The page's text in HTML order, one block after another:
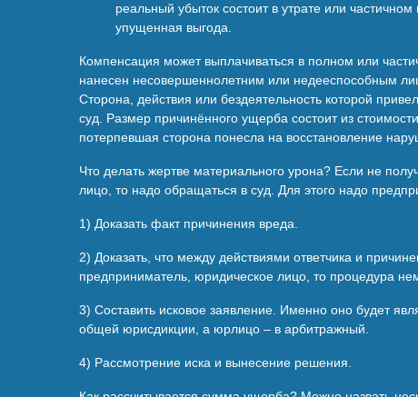
реальный убыток состоит в утрате или
упущенная выгода.
Компенсация может выплачиваться в полном или
нанесен несовершеннолетним или недееспособным
Сторона, действия или бездеятельность которой
суд. Размер причинённого ущерба состоит из
потерпевшая сторона понесла на восстановление
Что делать жертве материального урона? Если не
лицо, то надо обращаться в суд. Для этого надо
1) Доказать факт причинения вреда.
2) Доказать, что между действиями ответчика и
предприниматель, юридическое лицо, то процедура
3) Составить исковое заявление. Именно оно будет
общей юрисдикции, а юрлицо – в арбитражный.
4) Рассмотрение иска и вынесение решения.